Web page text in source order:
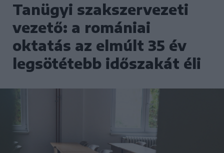
Tanügyi szakszervezeti
vezető: a romániai
oktatás az elmúlt 35 év
legsötétebb időszakát éli